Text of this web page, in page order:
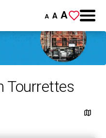
A A A
Tourrettes